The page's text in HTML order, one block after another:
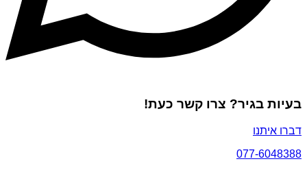
בעיות בגיר? צרו קשר כעת!
דברו איתנו
077-6048388